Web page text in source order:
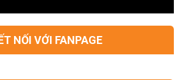
NỐI VỚI FANPAGE